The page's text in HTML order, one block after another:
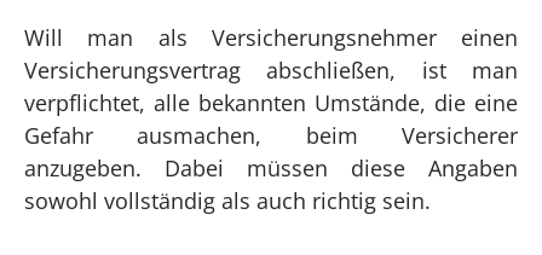
Will man als Versicherungsnehmer einen
Versicherungsvertrag abschließen, ist man
verpflichtet, alle bekannten Umstände, die eine
Gefahr ausmachen, beim Versicherer
anzugeben. Dabei müssen diese Angaben
sowohl vollständig als auch richtig sein.